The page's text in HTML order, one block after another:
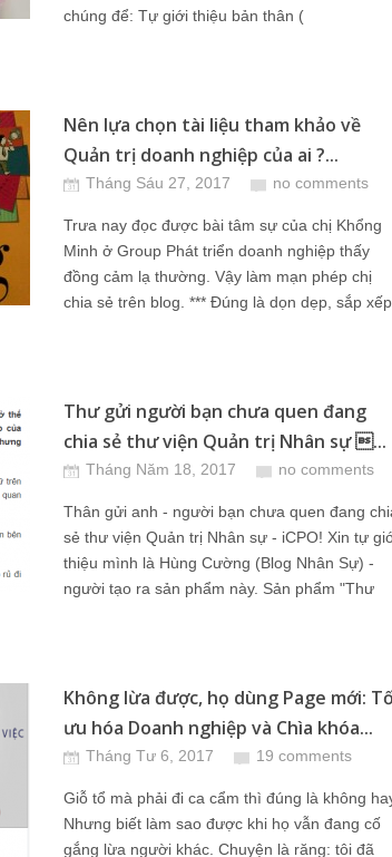
chúng để: Tự giới thiệu bản thân (
Nên lựa chọn tài liệu tham khảo về
Quản trị doanh nghiệp của ai ?...
Tháng Sáu 27, 2017 no comments
Trưa nay đọc được bài tâm sự của chị Khổng
Minh ở Group Phát triển doanh nghiệp thấy
đồng cảm lạ thường. Vậy làm mạn phép chị
chia sẻ trên blog. *** Đúng là dọn dẹp, sắp xếp
Thư gửi người bạn chưa quen đang
chia sẻ thư viện Quản trị Nhân sự ...
Tháng Năm 18, 2017 no comments
Thân gửi anh - người bạn chưa quen đang
sẻ thư viện Quản trị Nhân sự - iCPO! Xin tự
thiệu mình là Hùng Cường (Blog Nhân Sự) -
người tạo ra sản phẩm này. Sản phẩm "Thư
Không lừa được, họ dùng Page mới:
ưu hóa Doanh nghiệp và Chìa khóa...
Tháng Tư 6, 2017 19 comments
Giỗ tổ mà phải đi ca cẩm thì đúng là không
Nhưng biết làm sao được khi họ vẫn đang cố
gắng lừa người khác. Chuyện là răng: tôi đã